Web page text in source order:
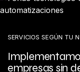
SERVICIOS SEGÚN TU
empresas sin